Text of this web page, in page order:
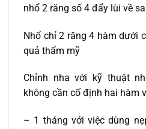
nhổ 2 răng số 4 đẩy lùi về
Nhổ chỉ 2 răng 4 hàm dưới
quả thẩm mỹ
Chỉnh nha với kỹ thuật
không cần cố định hai hàm
– 1 tháng với việc dùng